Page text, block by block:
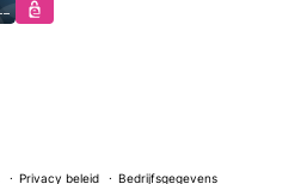
Privacy beleid Bedrijfsgegevens